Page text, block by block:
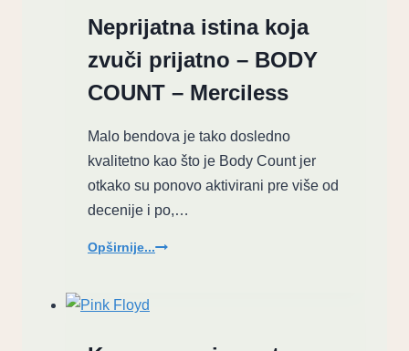
Neprijatna istina koja
zvuči prijatno – BODY
COUNT – Merciless
Malo bendova je tako dosledno
kvalitetno kao što je Body Count jer
otkako su ponovo aktivirani pre više od
decenije i po,…
Opširnije...Neprijatna